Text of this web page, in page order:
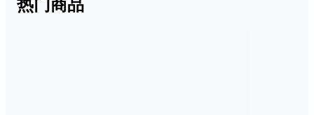
热门商品